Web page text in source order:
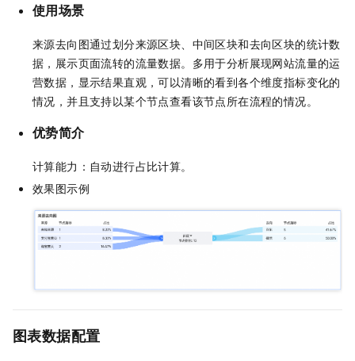
使用场景
来源去向图通过划分来源区块、中间区块和去向区块的统计数
据，展示页面流转的流量数据。多用于分析展现网站流量的运
营数据，显示结果直观，可以清晰的看到各个维度指标变化的
情况，并且支持以某个节点查看该节点所在流程的情况。
优势简介
计算能力：自动进行占比计算。
效果图示例
图表数据配置